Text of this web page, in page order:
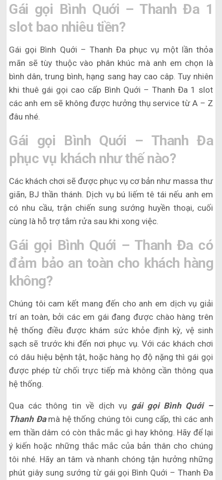
Gái gọi Bình Quới – Thanh Đa 1
slot bao nhiêu tiền?
Gái gọi Bình Quới – Thanh Đa phục vụ một lần thỏa
mãn sẽ tùy thuộc vào phân khúc mà anh em chọn là
bình dân, trung bình, hạng sang hay cao câp. Tuy nhiên
khi thuê gái gọi cao cấp Bình Quới – Thanh Đa 1 slot
các anh em sẽ không được hưởng thụ service từ A – Z
đâu nhé.
Gái gọi Bình Quới – Thanh Đa
phục vụ khách như thế nào?
Các khách chơi sẽ được phục vụ cơ bản như massa thư
giãn, BJ thần thánh. Dịch vụ bú liếm tê tái nếu anh em
có nhu cầu, trận chiến sung sướng huyền thoại, cuối
cùng là hỗ trợ tắm rửa sau khi xong việc.
Gái gọi Bình Quới – Thanh Đa có
đảm bảo an toàn cho khách hàng
không?
Chúng tôi cam kết mang đến cho anh em dịch vụ giải
trí an toàn, bởi các em gái đang được chào hàng trên
hệ thống điều được khám sức khỏe định kỳ, vệ sinh
sạch sẽ trước khi đến nơi phục vụ. Với các khách chơi
có dâu hiệu bệnh tật, hoặc hàng họ độ nặng thì gái gọi
được phép từ chối trực tiếp mà không cần thông qua
hệ thống.
Qua các thông tin về dịch vụ gái gọi Bình Quới –
Thanh Đa mà hệ thống chúng tôi cung cấp, thì các anh
em thần dâm có còn thắc mắc gì hay không. Hãy để lại
ý kiến hoặc những thắc mắc của bản thân cho chúng
tôi nhé. Hãy an tâm và nhanh chóng tận hưởng những
phút giây sung sướng từ gái gọi Bình Quới – Thanh Đa